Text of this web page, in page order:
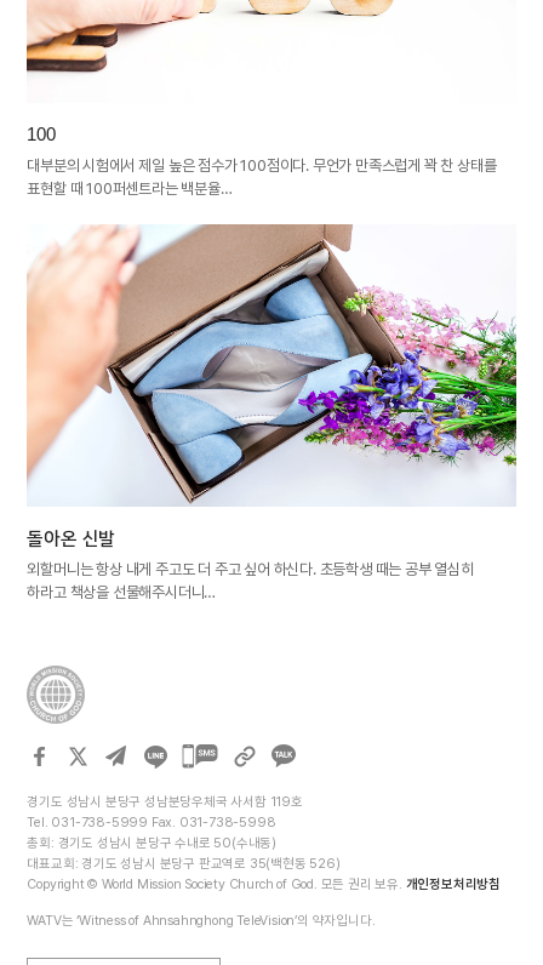
100
대부분의 시험에서 제일 높은 점수가 100점이다. 무언가 만족스럽게 꽉 찬 상태를
표현할 때 100퍼센트라는 백분율…
돌아온 신발
외할머니는 항상 내게 주고도 더 주고 싶어 하신다. 초등학생 때는 공부 열심히
하라고 책상을 선물해주시더니…
카카오톡
경기도 성남시 분당구 성남분당우체국 사서함 119호
Tel. 031-738-5999 Fax. 031-738-5998
총회: 경기도 성남시 분당구 수내로 50(수내동)
대표교회: 경기도 성남시 분당구 판교역로 35(백현동 526)
Copyright © World Mission Society Church of God. 모든 권리 보유. 개인정보처리방침
WATV는 ‘Witness of Ahnsahnghong TeleVision’의 약자입니다.